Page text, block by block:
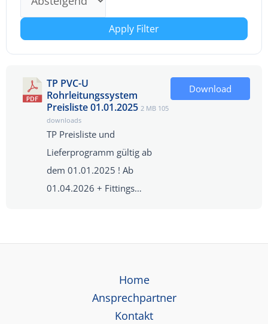
Apply Filter
TP PVC-U
Rohrleitungssystem
Preisliste 01.01.2025 2 MB 105
downloads
TP Preisliste und
Lieferprogramm gültig ab
dem 01.01.2025 ! Ab
01.04.2026 + Fittings…
Download
Home
Ansprechpartner
Kontakt